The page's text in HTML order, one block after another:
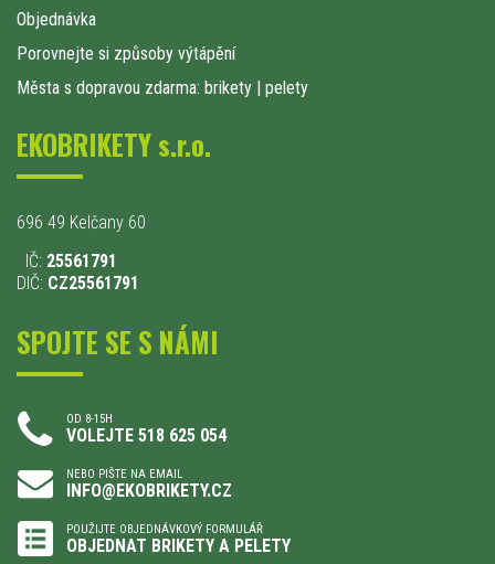
Objednávka
Porovnejte si způsoby výtápění
Města s dopravou zdarma: brikety | pelety
EKOBRIKETY s.r.o.
696 49 Kelčany 60
IČ: 25561791
DIČ: CZ25561791
SPOJTE SE S NÁMI
OD 8-15H
VOLEJTE 518 625 054
NEBO PIŠTE NA EMAIL
INFO@EKOBRIKETY.CZ
POUŽIJTE OBJEDNÁVKOVÝ FORMULÁŘ
OBJEDNAT BRIKETY A PELETY